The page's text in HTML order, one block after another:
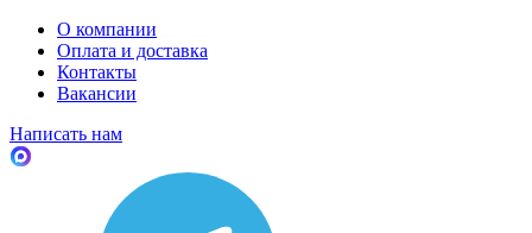
О компании
Оплата и доставка
Контакты
Вакансии
Написать нам